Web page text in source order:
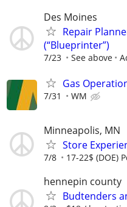
Des Moines
Repair
(“Blueprinter”)
7/23 See above
Gas
7/31 WM
Minneapolis, MN
Store
7/8 17-22$ (DOE)
hennepin county
Budtenders